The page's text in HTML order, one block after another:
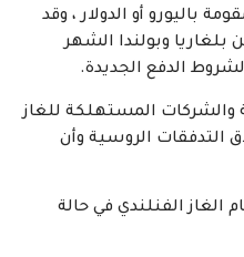
باليورو أو الدولار ، وقد
وبولندا الشهر
الدفع الجديدة.
والشركات المستهلكة للغاز
التدفقات الروسية وأن
الفنلندي في حالة